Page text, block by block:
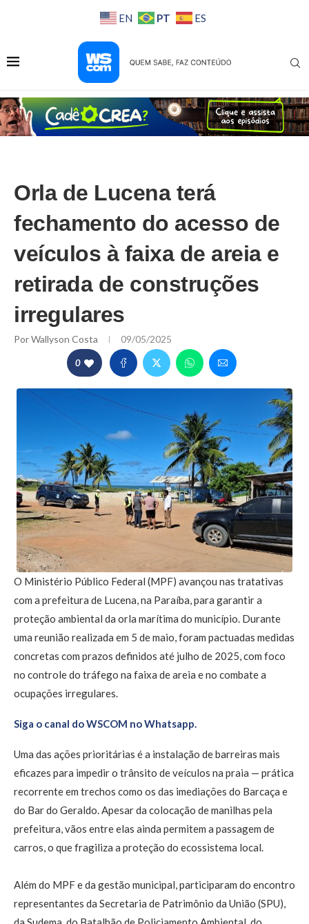
EN PT ES
Orla de Lucena terá
fechamento do acesso de
veículos à faixa de areia e
retirada de construções
irregulares
PorWallyson Costa 09/05/2025
0
O Ministério Público Federal (MPF) avançou nas tratativas
com a prefeitura de Lucena, na Paraíba, para garantir a
proteção ambiental da orla marítima do município. Durante
uma reunião realizada em 5 de maio, foram pactuadas medidas
concretas com prazos definidos até julho de 2025, com foco
no controle do tráfego na faixa de areia e no combate a
ocupações irregulares.
Siga o canal do WSCOM no Whatsapp.
Uma das ações prioritárias é a instalação de barreiras mais
eficazes para impedir o trânsito de veículos na praia — prática
recorrente em trechos como os das imediações do Barcaça e
do Bar do Geraldo. Apesar da colocação de manilhas pela
prefeitura, vãos entre elas ainda permitem a passagem de
carros, o que fragiliza a proteção do ecossistema local.
Além do MPF e da gestão municipal, participaram do encontro
representantes da Secretaria de Patrimônio da União (SPU),